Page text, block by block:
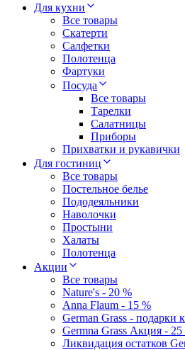
Для кухни
Все товары
Скатерти
Салфетки
Полотенца
Фартуки
Посуда
Все товары
Тарелки
Салатницы
Приборы
Прихватки и рукавички
Для гостиниц
Все товары
Постельное белье
Пододеяльники
Наволочки
Простыни
Халаты
Полотенца
Акции
Все товары
Nature's - 20 %
Anna Flaum - 15 %
German Grass - подарки
Germna Grass Акция - 25
Ликвидация остатков